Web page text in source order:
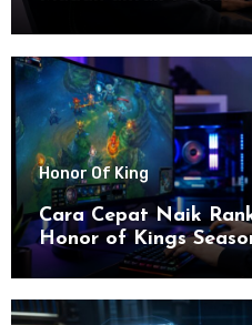
Honor Of King
Cara Cepat Naik
Honor of Kings
Lengkap dan Strategi
di 2026